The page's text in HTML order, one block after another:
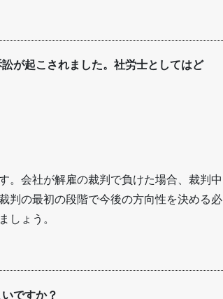
が起こされました。社労士としてはど
。会社が解雇の裁判で負けた場合、裁判中
判の最初の段階で今後の方向性を決める必
しょう。
ですか？